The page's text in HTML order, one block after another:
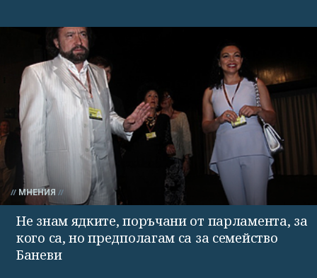
МНЕНИЯ
Не знам ядките, поръчани от парламента, за
кого са, но предполагам са за семейство
Баневи